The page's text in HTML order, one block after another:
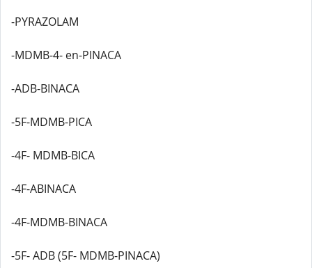
-PYRAZOLAM
-MDMB-4- en-PINACA
-ADB-BINACA
-5F-MDMB-PICA
-4F- MDMB-BICA
-4F-ABINACA
-4F-MDMB-BINACA
-5F- ADB (5F- MDMB-PINACA)